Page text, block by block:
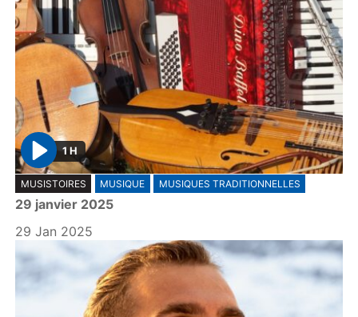
P
l
a
y
1 H
MUSISTOIRES MUSIQUE MUSIQUES TRADITIONNELLES
29 janvier 2025
29 Jan 2025